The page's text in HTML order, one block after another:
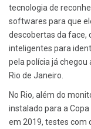
tecnologia de
softwares para que
descobertas da face,
inteligentes para
pela polícia já chegou
Rio de Janeiro.
No Rio, além do
instalado para a
em 2019, testes com